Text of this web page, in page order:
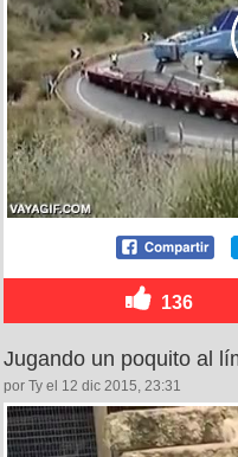
136
Jugando un poquito al
por Ty el 12 dic 2015, 23:31